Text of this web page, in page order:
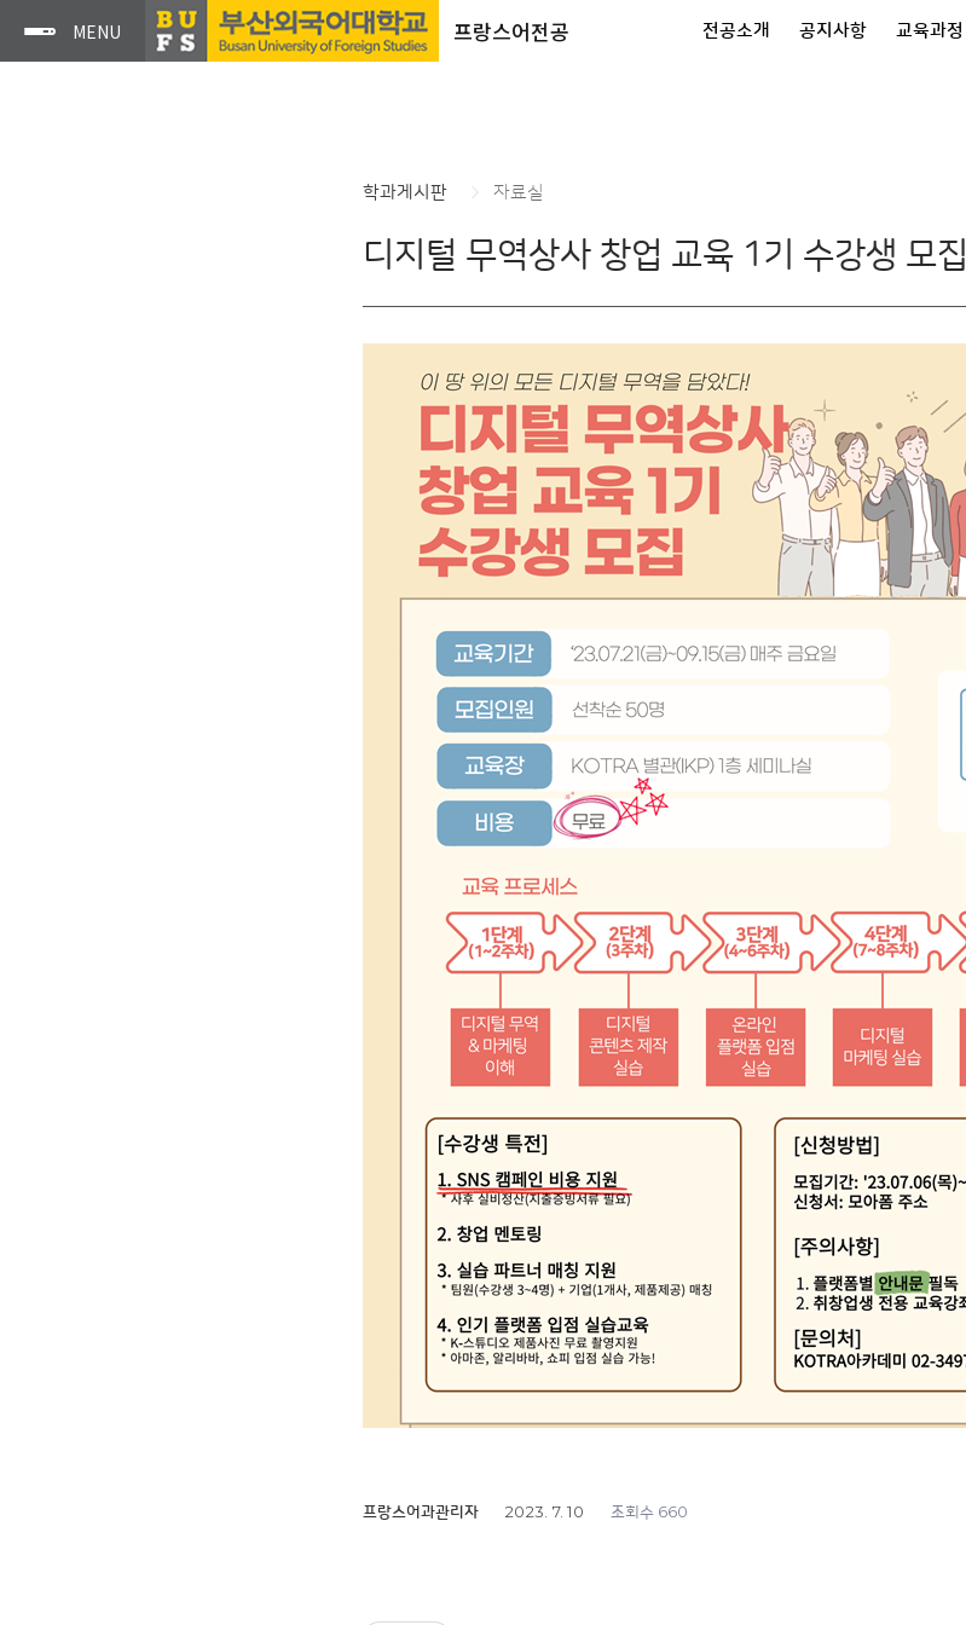
프랑스어전공 전공소개 공지사항 교육과정
학과게시판 자료실
디지털 무역상사 창업 교육 1기 수강생 모집
프랑스어과관리자 2023. 7. 10 조회수 660